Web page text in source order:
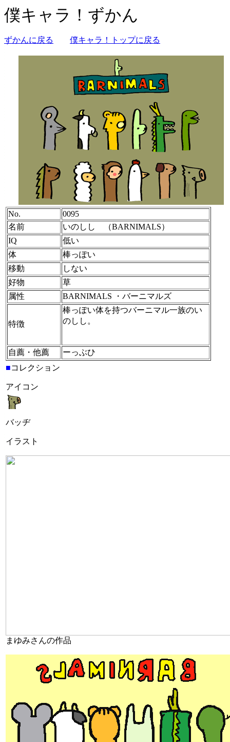
僕キャラ！ずかん
ずかんに戻る 僕キャラ！トップに戻る
No.
0095
名前
いのしし （BARNIMALS）
IQ
低い
体
棒っぽい
移動
しない
好物
草
属性
BARNIMALS ・バーニマルズ
特徴
棒っぽい体を持つバーニマル一族のい
のしし。
自薦・他薦
ーっぶひ
■コレクション
アイコン
バッヂ
イラスト
まゆみさんの作品